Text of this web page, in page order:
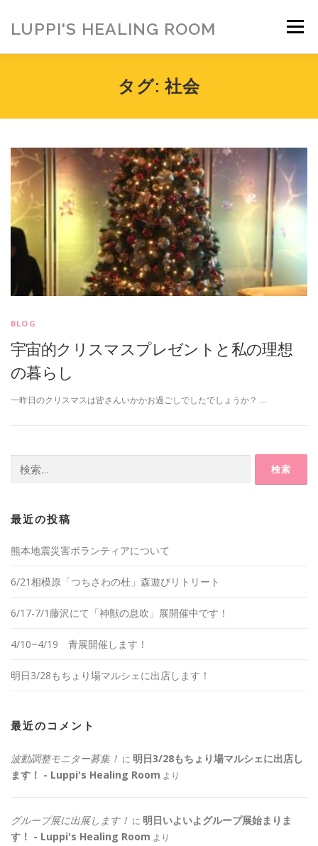
ッ
LUPPI'S HEALING ROOM メニュー
MENU お客様の声
アメブロ お問い合わせ ご寄付のお願い
タグ: 社会
BLOG
宇宙的クリスマスプレゼントと私の理想
の暮らし
一昨日のクリスマスは皆さんいかかお過ごしでしたでしょうか？ …
索:
最近の投稿
熊本地震災害ボランティアについて
6/21相模原「つちさわの杜」森遊びリトリート
6/17-7/1藤沢にて「神獣の息吹」展開催中です！
4/10~4/19 青展開催します！
明日3/28もちょり場マルシェに出店します！
最近のコメント
波動調整モニター募集！ に 明日3/28もちょり場マルシェに出店し
ます！ - Luppi's Healing Room より
グループ展に出展します！ に 明日いよいよグループ展始まりま
す！ - Luppi's Healing Room より